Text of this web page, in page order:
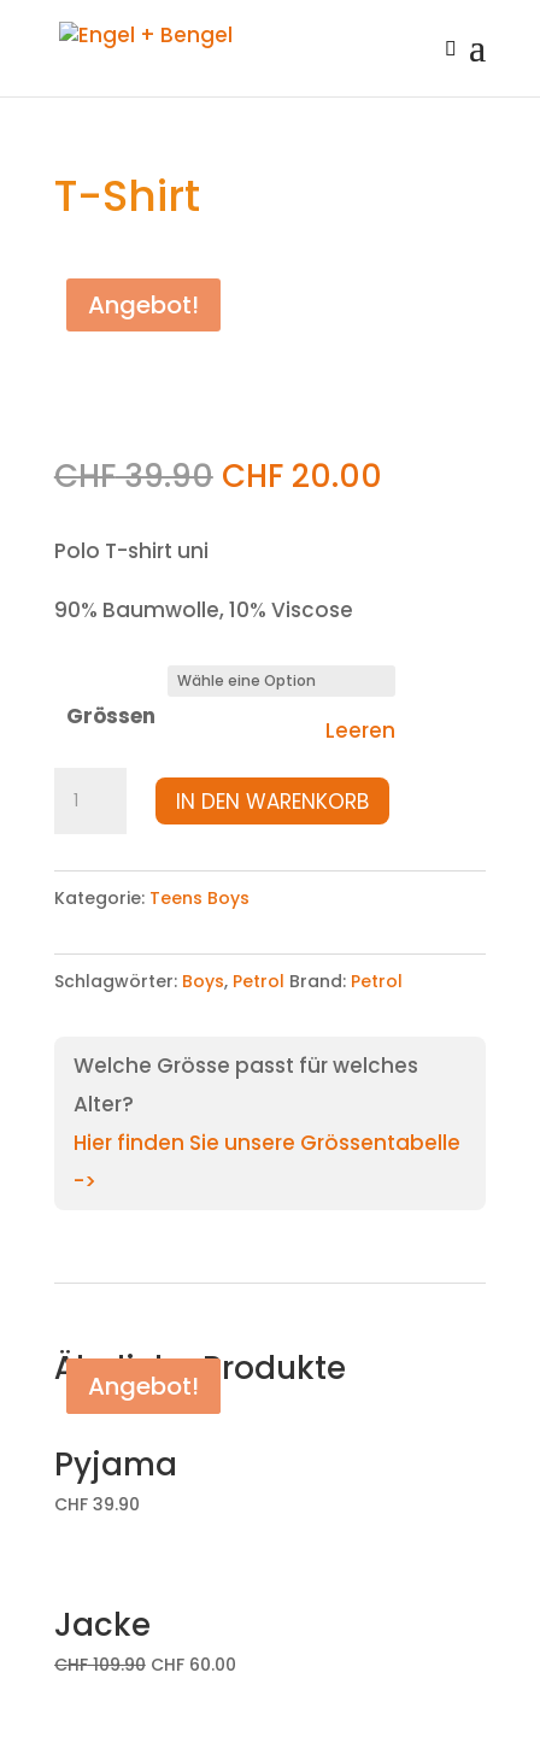
T-Shirt
Angebot!
CHF39.90 CHF20.00
Polo T-shirt uni
90% Baumwolle, 10% Viscose
Grössen
Leeren
T-
Menge
IN DEN WARENKORB
Kategorie: Teens Boys
Schlagwörter: Boys, Petrol Brand: Petrol
Welche Grösse passt für welches
Alter?
Hier finden Sie unsere Grössentabelle
->
Ähnliche Produkte
Pyjama
CHF39.90
Angebot!
Jacke
CHF109.90 CHF60.00
Angebot!